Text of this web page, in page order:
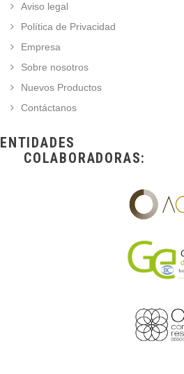
Aviso legal
Política de Privacidad
Empresa
Sobre nosotros
Nuevos Productos
Contáctanos
ENTIDADES
COLABORADORAS: